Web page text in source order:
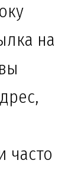
на
часто